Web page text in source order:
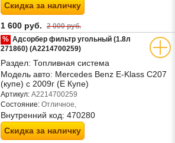
Скидка за наличку
1 600 руб. 2 000 руб.
% Адсорбер фильтр угольный (1.8л
271860) (A2214700259)
Раздел: Топливная система
Модель авто: Mercedes Benz E-Klass C207
(купе) с 2009г (Е Купе)
Артикул: A2214700259
Состояние: Отличное,
Внутренний код: 470280
Скидка за наличку